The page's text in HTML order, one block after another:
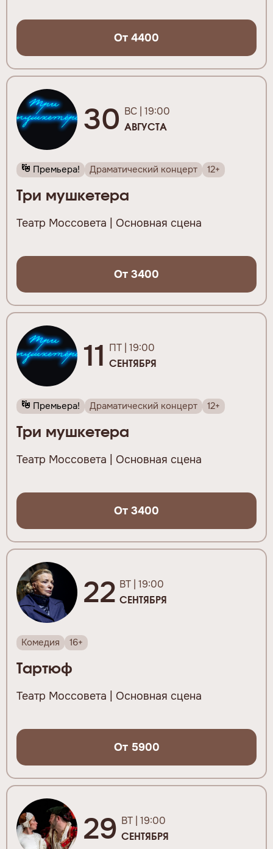
От 4400
30 ВС | 19:00
АВГУСТА
Премьера! Драматический концерт 12+
Три мушкетера
Театр Моссовета | Основная сцена
От 3400
11 ПТ | 19:00
СЕНТЯБРЯ
Премьера! Драматический концерт 12+
Три мушкетера
Театр Моссовета | Основная сцена
От 3400
22 ВТ | 19:00
СЕНТЯБРЯ
Комедия 16+
Тартюф
Театр Моссовета | Основная сцена
От 5900
29 ВТ | 19:00
СЕНТЯБРЯ